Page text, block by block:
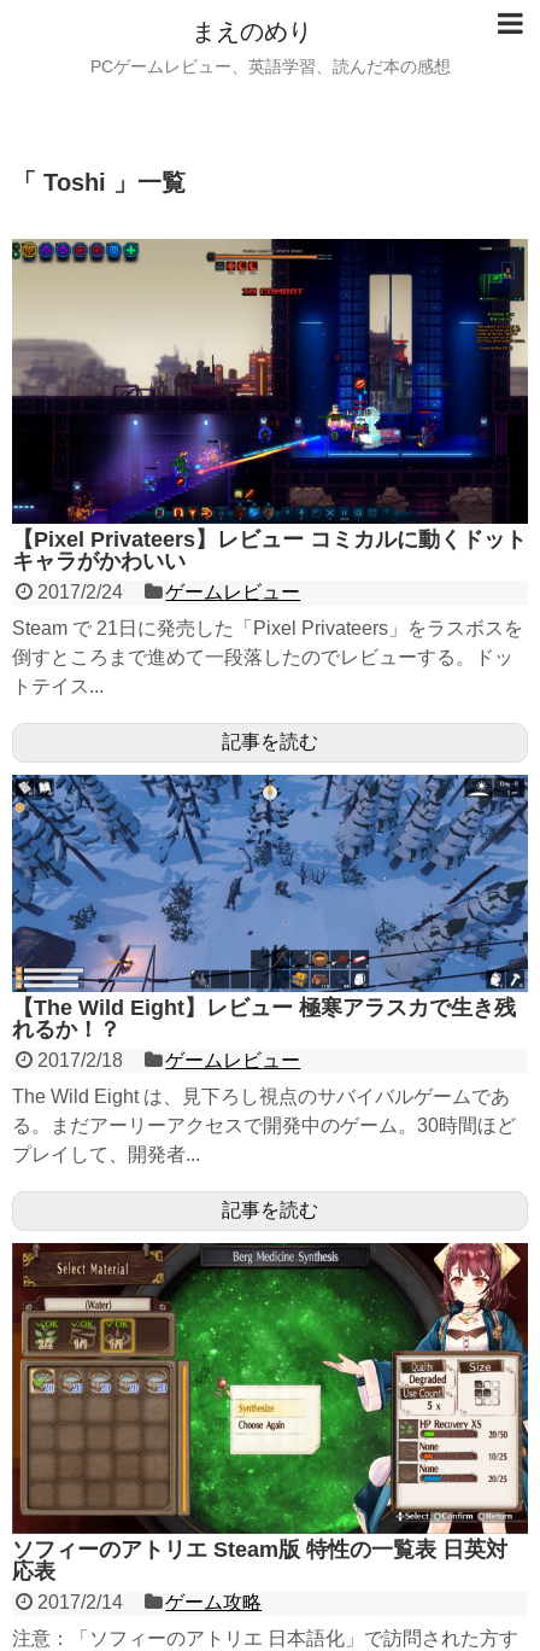
まえのめり
PCゲームレビュー、英語学習、読んだ本の感想
「 Toshi 」一覧
【Pixel Privateers】レビュー コミカルに動くドット
キャラがかわいい
2017/2/24
ゲームレビュー
Steam で 21日に発売した「Pixel Privateers」をラスボスを
倒すところまで進めて一段落したのでレビューする。ドッ
トテイス...
記事を読む
【The Wild Eight】レビュー 極寒アラスカで生き残
れるか！？
2017/2/18
ゲームレビュー
The Wild Eight は、見下ろし視点のサバイバルゲームであ
る。まだアーリーアクセスで開発中のゲーム。30時間ほど
プレイして、開発者...
記事を読む
ソフィーのアトリエ Steam版 特性の一覧表 日英対
応表
2017/2/14
ゲーム攻略
注意：「ソフィーのアトリエ 日本語化」で訪問された方す